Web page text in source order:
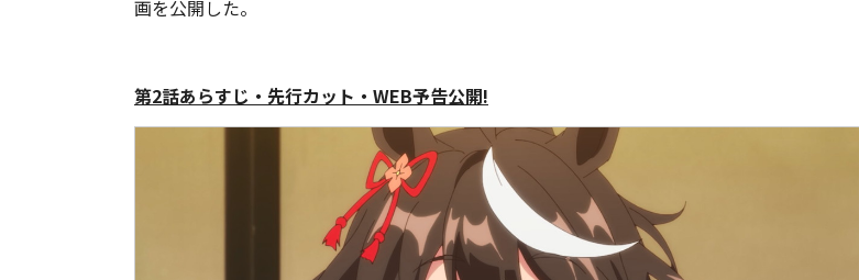
画を公開した。
第2話あらすじ・先行カット・WEB予告公開!